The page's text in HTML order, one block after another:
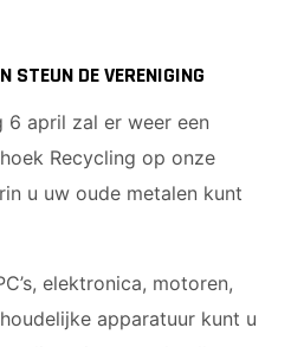
STEUN DE VERENIGING
april zal er weer een
Recycling op onze
u uw oude metalen kunt
elektronica, motoren,
apparatuur kunt u